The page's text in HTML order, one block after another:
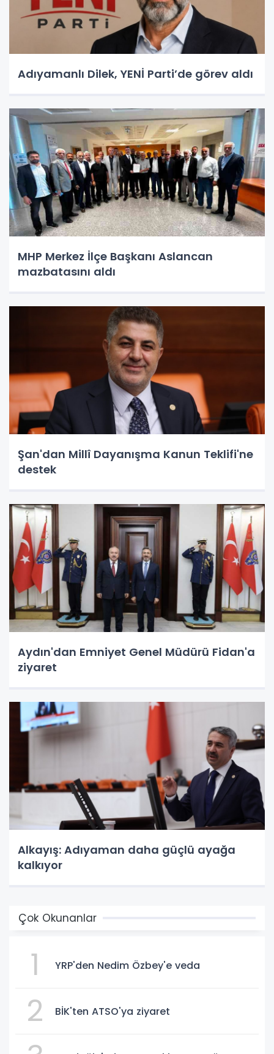
Adıyamanlı Dilek, YENİ Parti’de görev aldı
MHP Merkez İlçe Başkanı Aslancan
mazbatasını aldı
Şan'dan Millî Dayanışma Kanun Teklifi'ne
destek
Aydın'dan Emniyet Genel Müdürü Fidan'a
ziyaret
Alkayış: Adıyaman daha güçlü ayağa
kalkıyor
Çok Okunanlar
1 YRP'den Nedim Özbey'e veda
2 BİK'ten ATSO'ya ziyaret